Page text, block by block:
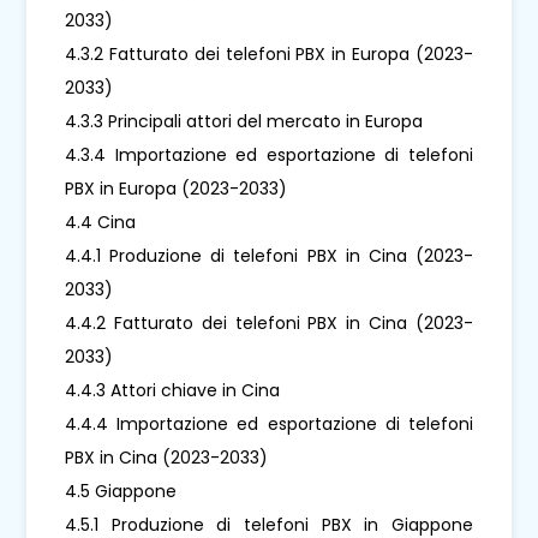
2033)
4.3.2 Fatturato dei telefoni PBX in Europa (2023-
2033)
4.3.3 Principali attori del mercato in Europa
4.3.4 Importazione ed esportazione di telefoni
PBX in Europa (2023-2033)
4.4 Cina
4.4.1 Produzione di telefoni PBX in Cina (2023-
2033)
4.4.2 Fatturato dei telefoni PBX in Cina (2023-
2033)
4.4.3 Attori chiave in Cina
4.4.4 Importazione ed esportazione di telefoni
PBX in Cina (2023-2033)
4.5 Giappone
4.5.1 Produzione di telefoni PBX in Giappone